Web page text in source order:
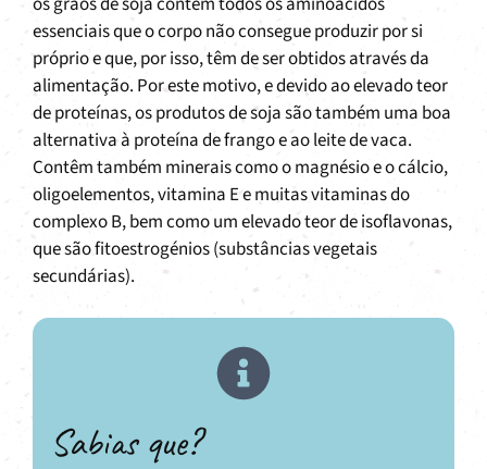
essenciais que o corpo não consegue produzir por si
próprio e que, por isso, têm de ser obtidos através da
alimentação. Por este motivo, e devido ao elevado teor
de proteínas, os produtos de soja são também uma boa
alternativa à proteína de frango e ao leite de vaca.
Contêm também minerais como o magnésio e o cálcio,
oligoelementos, vitamina E e muitas vitaminas do
complexo B, bem como um elevado teor de isoflavonas,
que são fitoestrogénios (substâncias vegetais
secundárias).
Sabias que?